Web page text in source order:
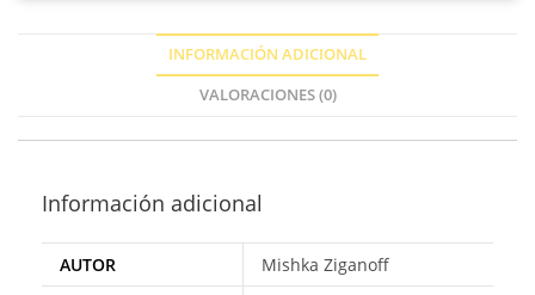
INFORMACIÓN ADICIONAL
VALORACIONES (0)
Información adicional
AUTOR
Mishka Ziganoff